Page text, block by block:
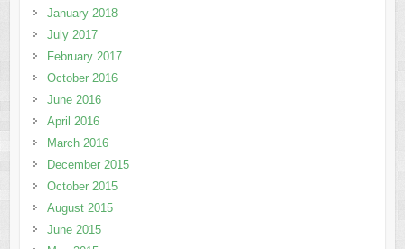
January 2018
July 2017
February 2017
October 2016
June 2016
April 2016
March 2016
December 2015
October 2015
August 2015
June 2015